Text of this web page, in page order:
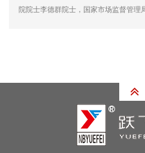
院院士李德群院士，国家市场监督管理